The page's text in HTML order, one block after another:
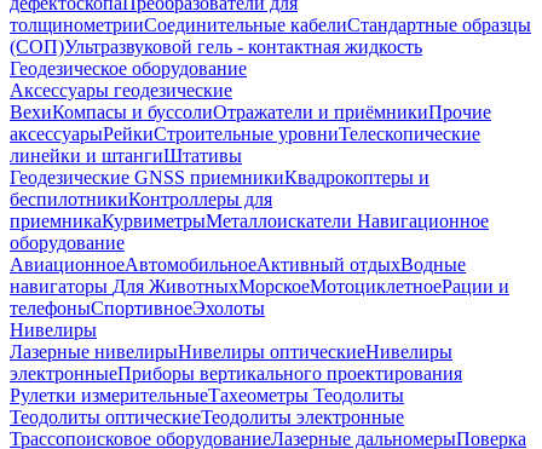
толщинометрииСоединительные кабелиСтандартные образцы
(СОП)Ультразвуковой гель - контактная жидкость
Геодезическое оборудование
Аксессуары геодезические
ВехиКомпасы и буссолиОтражатели и приёмникиПрочие
аксессуарыРейкиСтроительные уровниТелескопические
линейки и штангиШтативы
Геодезические GNSS приемникиКвадрокоптеры и
беспилотникиКонтроллеры для
приемникаКурвиметрыМеталлоискатели Навигационное
оборудование
АвиационноеАвтомобильноеАктивный отдыхВодные
навигаторы Для ЖивотныхМорскоеМотоциклетноеРации и
телефоныСпортивноеЭхолоты
Нивелиры
Лазерные нивелирыНивелиры оптическиеНивелиры
электронныеПриборы вертикального проектирования
Рулетки измерительныеТахеометры Теодолиты
Теодолиты оптическиеТеодолиты электронные
Трассопоисковое оборудованиеЛазерные дальномерыПоверка